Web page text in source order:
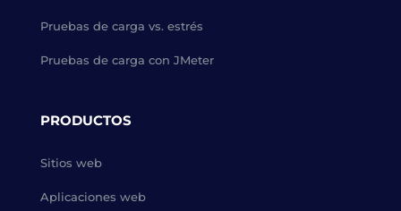
Pruebas de carga vs. estrés
Pruebas de carga con JMeter
PRODUCTOS
Sitios web
Aplicaciones web